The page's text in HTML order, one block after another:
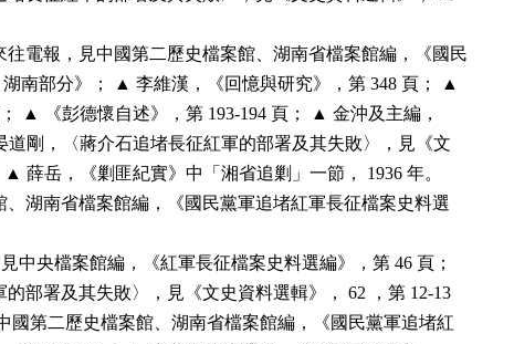
往電報，見中國第二歷史檔案館、湖南省檔案館編，《國民
南部分》； ▲ 李維漢，《回憶與研究》，第 348 頁； ▲
； ▲ 《彭德懷自述》，第 193-194 頁； ▲ 金沖及主編，
道剛，〈蔣介石追堵長征紅軍的部署及其失敗〉，見《文
薛岳，《剿匪紀實》中「湘省追剿」一節， 1936 年。
、湖南省檔案館編，《國民黨軍追堵紅軍長征檔案史料選
中央檔案館編，《紅軍長征檔案史料選編》，第 46 頁；
部署及其失敗〉，見《文史資料選輯》， 62 ，第 12-13
第二歷史檔案館、湖南省檔案館編，《國民黨軍追堵紅